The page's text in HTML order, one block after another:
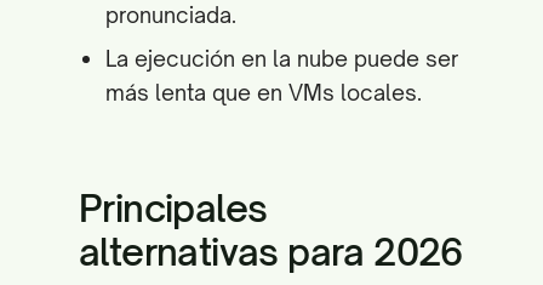
pronunciada.
La ejecución en la nube puede ser
más lenta que en VMs locales.
Principales
alternativas para 2026